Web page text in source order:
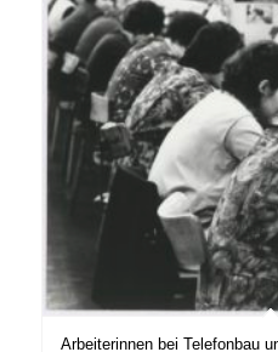
Arbeiterinnen bei Telefonbau